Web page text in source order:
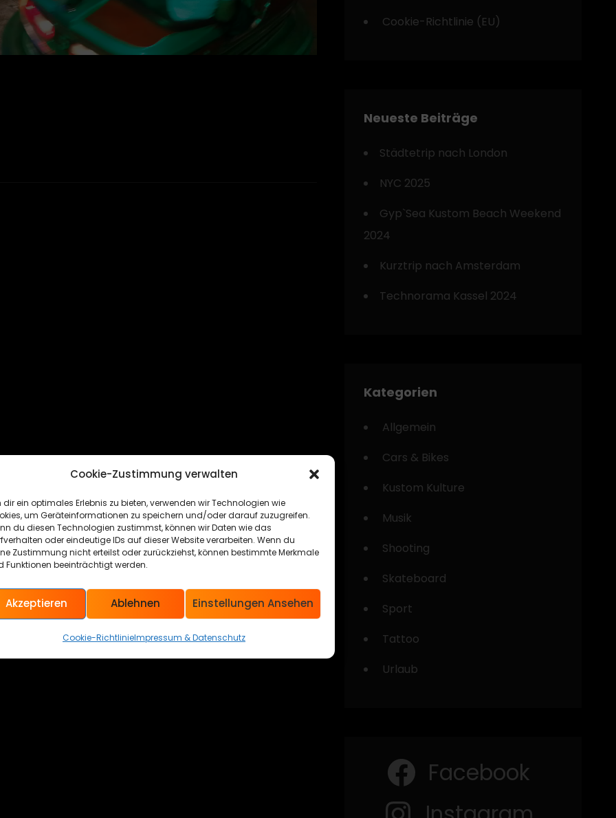
Cookie-Zustimmung verwalten
dir ein optimales Erlebnis zu bieten, verwenden wir Technologien wie
um Geräteinformationen zu speichern und/oder darauf zuzugreifen.
du diesen Technologien zustimmst, können wir Daten wie das
oder eindeutige IDs auf dieser Website verarbeiten. Wenn du
Zustimmung nicht erteilst oder zurückziehst, können bestimmte Merkmale
Funktionen beeinträchtigt werden.
Akzeptieren Ablehnen Einstellungen Ansehen
Cookie-RichtlinieImpressum & Datenschutz
Cookie-Richtlinie (EU)
Neueste Beiträge
Städtetrip nach London
NYC 2025
Gyp`Sea Kustom Beach Weekend
2024
Kurztrip nach Amsterdam
Technorama Kassel 2024
Kategorien
Allgemein
Cars & Bikes
Kustom Kulture
Musik
Shooting
Skateboard
Sport
Tattoo
Urlaub
Facebook